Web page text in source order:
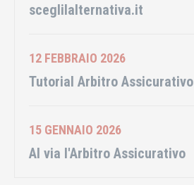
sceglilalternativa.it
12 FEBBRAIO 2026
Tutorial Arbitro Assicurativo
15 GENNAIO 2026
Al via l'Arbitro Assicurativo